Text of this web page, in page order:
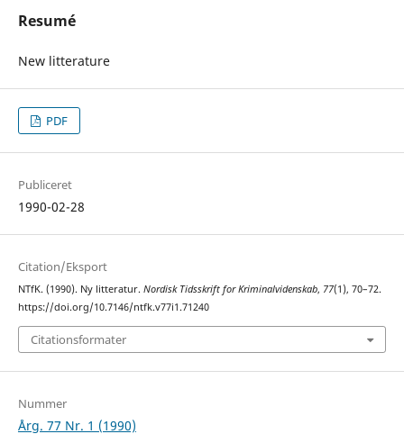
Resumé
New litterature
PDF
Publiceret
1990-02-28
Citation/Eksport
NTfK. (1990). Ny litteratur. Nordisk Tidsskrift for Kriminalvidenskab, 77(1), 70–72.
https://doi.org/10.7146/ntfk.v77i1.71240
Citationsformater
Nummer
Årg. 77 Nr. 1 (1990)